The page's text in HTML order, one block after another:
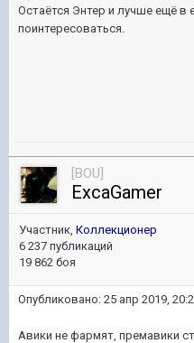
Остаётся Энтер и лучше ещё в
поинтересоваться.
[BOU]
ExcaGamer
Участник, Коллекционер
6 237 публикаций
19 862 боя
Опубликовано: 25 апр 2019,
Авики не фармят, премавики